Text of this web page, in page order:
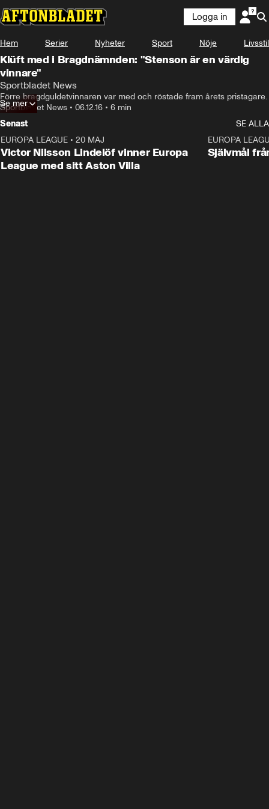
Logga in
Hem Serier Nyheter Sport Nöje Livsstil
Klüft med i Bragdnämnden: "Stenson är en värdig
vinnare"
Sportbladet News
Förre bragdguldetvinnaren var med och röstade fram årets pristagare.
Sportbladet News • 06.12.16 • 6 min
Se mer
Senast
SE ALLA
EUROPA LEAGUE • 20 MAJ
Victor Nilsson Lindelöf vinner Europa
League med sitt Aston Villa
EUROPA
Självmål